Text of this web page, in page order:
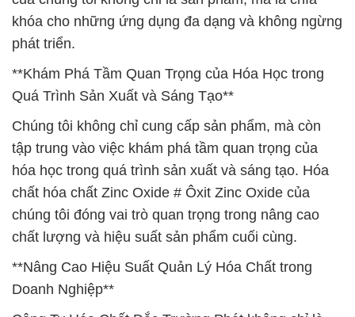
khóa cho những ứng dụng đa dạng và không ngừng
phát triển.
**Khám Phá Tầm Quan Trọng của Hóa Học trong
Quá Trình Sản Xuất và Sáng Tạo**
Chúng tôi không chỉ cung cấp sản phẩm, mà còn
tập trung vào việc khám phá tầm quan trọng của
hóa học trong quá trình sản xuất và sáng tạo. Hóa
chất hóa chất Zinc Oxide # Ôxit Zinc Oxide của
chúng tôi đóng vai trò quan trọng trong nâng cao
chất lượng và hiệu suất sản phẩm cuối cùng.
**Nâng Cao Hiệu Suất Quản Lý Hóa Chất trong
Doanh Nghiệp**